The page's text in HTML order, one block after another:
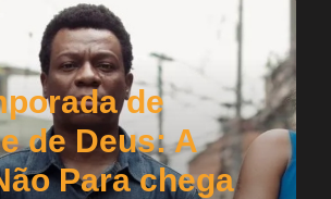
de
de Deus: A
Para chega